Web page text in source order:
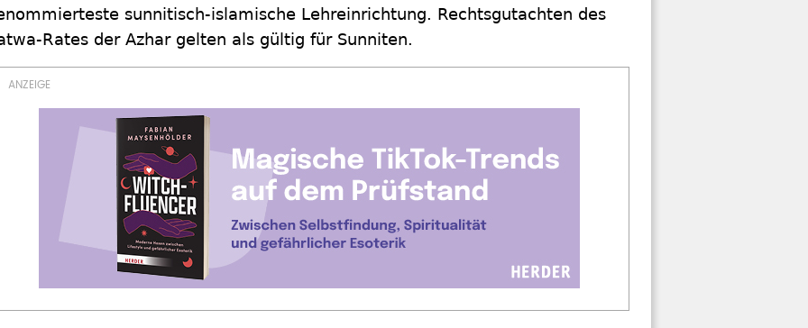
sunnitisch-islamische Lehreinrichtung. Rechtsgutachten des
Rates der Azhar gelten als gültig für Sunniten.